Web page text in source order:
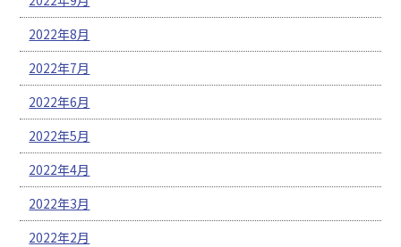
2022年8月
2022年7月
2022年6月
2022年5月
2022年4月
2022年3月
2022年2月